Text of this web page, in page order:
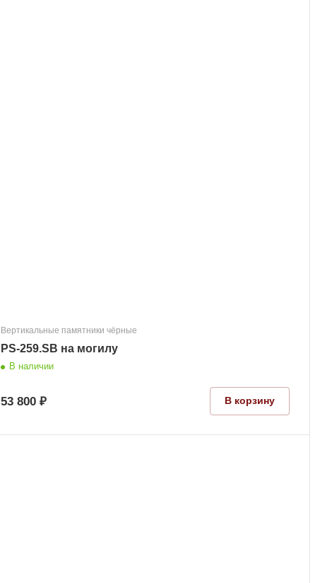
Вертикальные памятники чёрные
PS-259.SB на могилу
В наличии
53 800 ₽ В корзину